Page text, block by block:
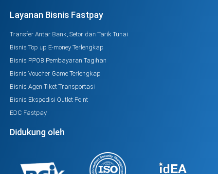
Layanan Bisnis Fastpay
Transfer Antar Bank, Setor dan Tarik Tunai
Bisnis Top up E-money Terlengkap
Bisnis PPOB Pembayaran Tagihan
Bisnis Voucher Game Terlengkap
Bisnis Agen Tiket Transportasi
Bisnis Ekspedisi Outlet Point
EDC Fastpay
Didukung oleh